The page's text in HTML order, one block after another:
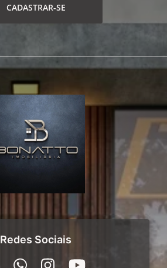
CADASTRAR-SE
Redes Sociais